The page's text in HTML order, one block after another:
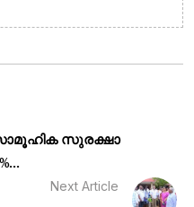
സുരക്ഷാ
Next Article